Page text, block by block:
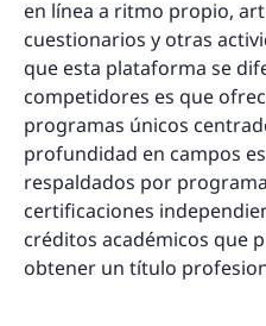
en línea a ritmo propio,
cuestionarios y otras
que esta plataforma se
competidores es que
programas únicos
profundidad en campos
respaldados por
certificaciones
créditos académicos que
obtener un título